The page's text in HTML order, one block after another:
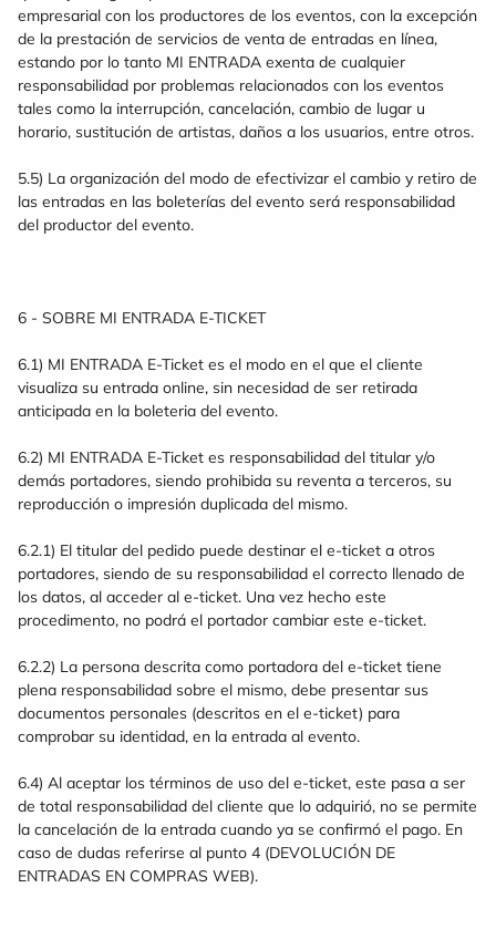
empresarial con los productores de los eventos, con la excepción
de la prestación de servicios de venta de entradas en línea,
estando por lo tanto MI ENTRADA exenta de cualquier
responsabilidad por problemas relacionados con los eventos
tales como la interrupción, cancelación, cambio de lugar u
horario, sustitución de artistas, daños a los usuarios, entre otros.
5.5) La organización del modo de efectivizar el cambio y retiro de
las entradas en las boleterías del evento será responsabilidad
del productor del evento.
6 - SOBRE MI ENTRADA E-TICKET
6.1) MI ENTRADA E-Ticket es el modo en el que el cliente
visualiza su entrada online, sin necesidad de ser retirada
anticipada en la boleteria del evento.
6.2) MI ENTRADA E-Ticket es responsabilidad del titular y/o
demás portadores, siendo prohibida su reventa a terceros, su
reproducción o impresión duplicada del mismo.
6.2.1) El titular del pedido puede destinar el e-ticket a otros
portadores, siendo de su responsabilidad el correcto llenado de
los datos, al acceder al e-ticket. Una vez hecho este
procedimento, no podrá el portador cambiar este e-ticket.
6.2.2) La persona descrita como portadora del e-ticket tiene
plena responsabilidad sobre el mismo, debe presentar sus
documentos personales (descritos en el e-ticket) para
comprobar su identidad, en la entrada al evento.
6.4) Al aceptar los términos de uso del e-ticket, este pasa a ser
de total responsabilidad del cliente que lo adquirió, no se permite
la cancelación de la entrada cuando ya se confirmó el pago. En
caso de dudas referirse al punto 4 (DEVOLUCIÓN DE
ENTRADAS EN COMPRAS WEB).